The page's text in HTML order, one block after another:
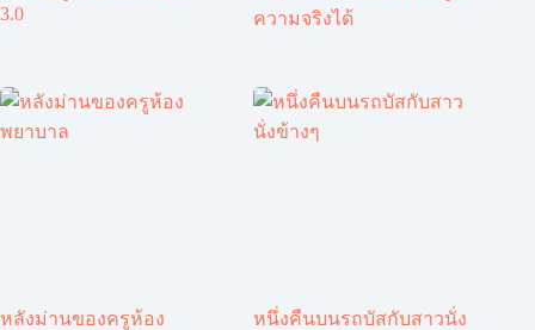
3.0
ความจริงได้
หลังม่านของครูห้อง
หนึ่งคืนบนรถบัสกับสาวนั่ง